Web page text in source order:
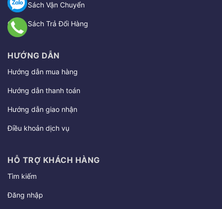
Chính Sách Vận Chuyển
Chính Sách Trả Đổi Hàng
HƯỚNG DẪN
Hướng dẫn mua hàng
Hướng dẫn thanh toán
Hướng dẫn giao nhận
Điều khoản dịch vụ
HỖ TRỢ KHÁCH HÀNG
Tìm kiếm
Đăng nhập